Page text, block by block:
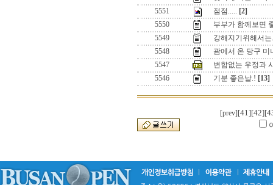
5551
점점..... [2]
5550
부부가 함께보면
5549
강해지기위해서는.
5548
괌에서 온 당구 미
5547
변함없는 우정과
5546
기분 좋은날.! [13]
[prev] [41][42]